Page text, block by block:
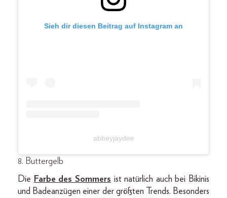
Sieh dir diesen Beitrag auf Instagram an
abbeyjaydee
8. Buttergelb
Die Farbe des Sommers ist natürlich auch bei Bikinis
und Badeanzügen einer der größten Trends. Besonders